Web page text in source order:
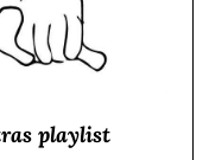
playlist